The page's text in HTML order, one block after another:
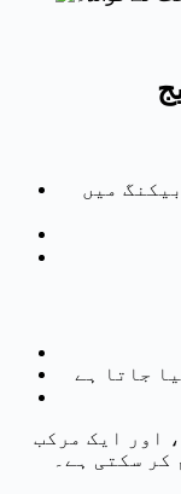
میں
جاتا ہے
اور ایک مرکب
سکتی ہے۔